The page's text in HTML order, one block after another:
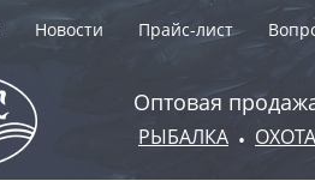
Новости Прайс-лист
Оптовая
РЫБАЛКА • ОХОТА